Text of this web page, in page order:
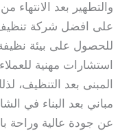
والتطهير بعد الانتهاء
على افضل شركة تنظيف
للحصول على بيئة
استشارات مهنية
المبنى بعد
مباني بعد البناء في
عن جودة عالية وراحة